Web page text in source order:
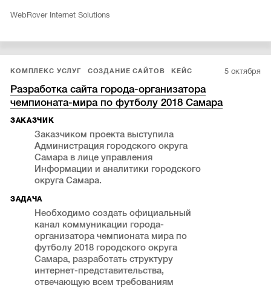
WebRover Internet Solutions
КОМПЛЕКС УСЛУГ СОЗДАНИЕ САЙТОВ КЕЙС 5 октября
Разработка сайта города-организатора
чемпионата-мира по футболу 2018 Самара
ЗАКАЗЧИК
Заказчиком проекта выступила
Администрация городского округа
Самара в лице управления
Информации и аналитики городского
округа Самара.
ЗАДАЧА
Необходимо создать официальный
канал коммуникации города-
организатора чемпионата мира по
футболу 2018 городского округа
Самара, разработать структуру
интернет-представительства,
отвечающую всем требованиям